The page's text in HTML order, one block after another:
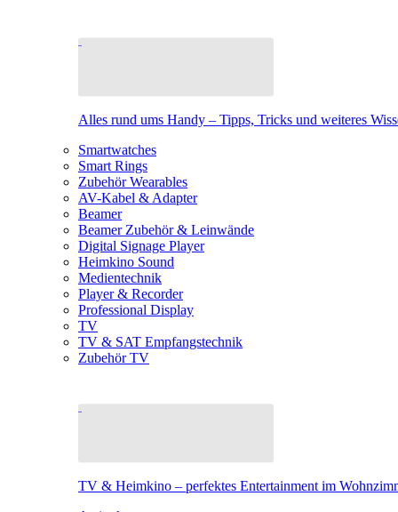
Alles rund ums Handy – Tipps, Tricks und weiteres
Smartwatches
Smart Rings
Zubehör Wearables
AV-Kabel & Adapter
Beamer
Beamer Zubehör & Leinwände
Digital Signage Player
Heimkino Sound
Medientechnik
Player & Recorder
Professional Display
TV
TV & SAT Empfangstechnik
Zubehör TV
TV & Heimkino – perfektes Entertainment im